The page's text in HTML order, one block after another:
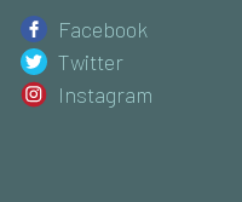
Facebook
Twitter
Instagram